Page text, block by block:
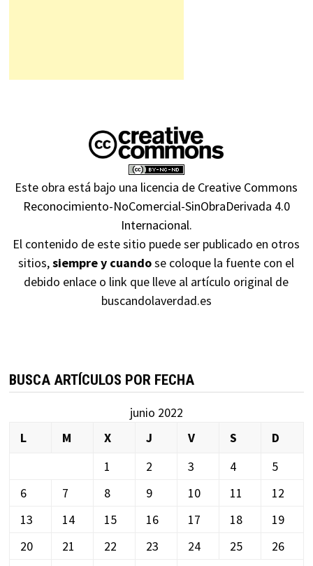
Este obra está bajo una licencia de Creative Commons
Reconocimiento-NoComercial-SinObraDerivada 4.0
Internacional.
El contenido de este sitio puede ser publicado en otros
sitios,siempre y cuandose coloque la fuente con el
debido enlace o link que lleve al artículo original de
buscandolaverdad.es
BUSCA ARTÍCULOS POR FECHA
junio 2022
L
M X J V S
D
1
2 3 4
5
6
7 8 9 10 11
12
13
14 15 16 17 18
19
20
21 22 23 24 25
26